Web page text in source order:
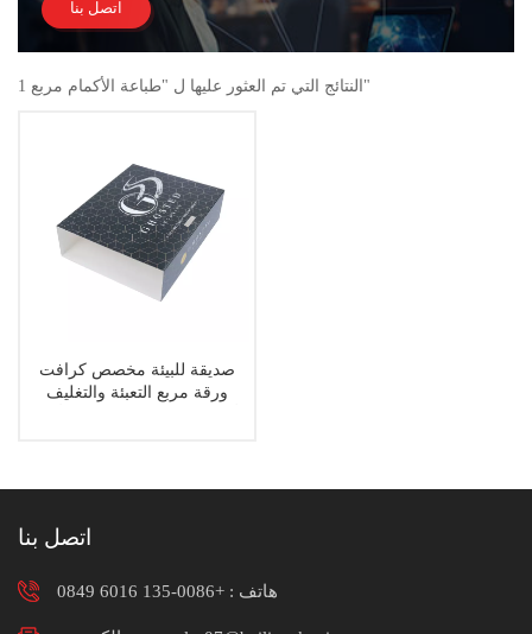
اتصل بنا
1 النتائج التي تم العثور عليها ل "طباعة الأكمام مربع"
صديقة للبيئة مخصص كرافت
ورقة مربع التعبئة والتغليف
اتصل بنا
هاتف : +0086-135 6016 0849